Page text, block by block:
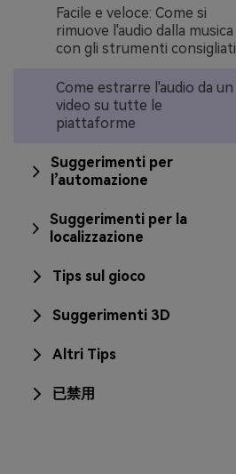
Facile e veloce: Come si
rimuove l'audio dalla musica
con gli strumenti consigliati
Come estrarre l'audio da un
video su tutte le
piattaforme
Suggerimenti per
l’automazione
Suggerimenti per la
localizzazione
Tips sul gioco
Suggerimenti 3D
Altri Tips
已禁用